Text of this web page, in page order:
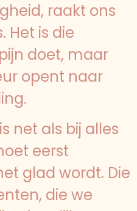
raakt ons
Het is die
doet, maar
opent naar
net als bij alles
eerst
glad wordt. Die
die we